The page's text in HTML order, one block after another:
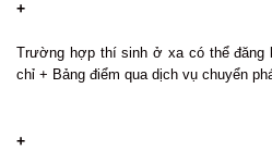
+
Trường hợp thí sinh ở xa có thể đăng
chỉ + Bảng điểm qua dịch vụ chuyển
+